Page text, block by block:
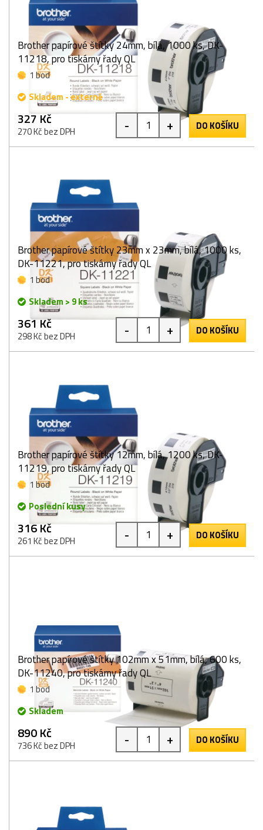
Brother papírové štítky 24mm, bílá, 1000 ks, DK-
11218, pro tiskárny řady QL
1 bod
Skladem - externě
327 Kč
270 Kč bez DPH - + DO KOŠÍKU
Brother papírové štítky 23mm x 23mm, bílá, 1000 ks,
DK-11221, pro tiskárny řady QL
1 bod
Skladem > 9 ks
361 Kč
298 Kč bez DPH - + DO KOŠÍKU
Brother papírové štítky 12mm, bílá, 1200 ks, DK-
11219, pro tiskárny řady QL
1 bod
Poslední kusy
316 Kč
261 Kč bez DPH - + DO KOŠÍKU
Brother papírové štítky 102mm x 51mm, bílá, 600 ks,
DK-11240, pro tiskárny řady QL
1 bod
Skladem
890 Kč
736 Kč bez DPH - + DO KOŠÍKU